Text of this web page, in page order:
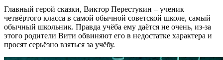
Главный герой сказки, Виктор Перестукин – ученик
четвёртого класса в самой обычной советской школе, самый
обычный школьник. Правда учёба ему даётся не очень, из-за
этого родители Вити обвиняют его в недостатке характера и
просят серьёзно взяться за учёбу.